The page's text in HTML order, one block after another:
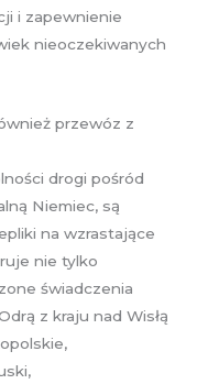
i zapewnienie
nieoczekiwanych
przewóz z
drogi pośród
Niemiec, są
na wzrastające
nie tylko
świadczenia
z kraju nad Wisłą